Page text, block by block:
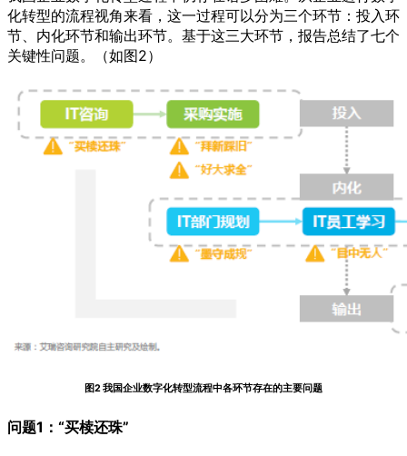
化转型的流程视角来看，这一过程可以分为三个环节：投入环
节、内化环节和输出环节。基于这三大环节，报告总结了七个
关键性问题。（如图2）
图2 我国企业数字化转型流程中各环节存在的主要问题
问题1：“买椟还珠”